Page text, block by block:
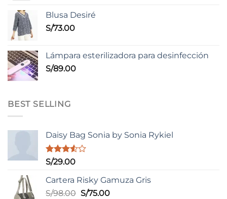
Blusa Desiré
S/73.00
Lámpara esterilizadora para desinfección
S/89.00
BEST SELLING
Daisy Bag Sonia by Sonia Rykiel
Valorado
3.50de
5
S/29.00
Cartera Risky Gamuza Gris
S/98.00 El
S/75.00El